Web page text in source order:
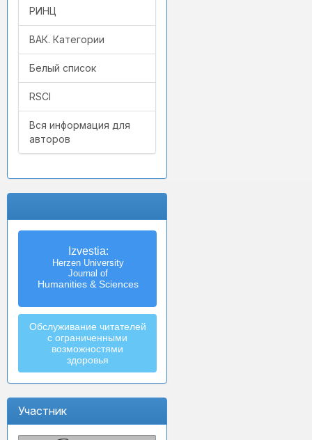
РИНЦ
ВАК. Категории
Белый список
RSCI
Вся информация для
авторов
Izvestia:
Herzen University
Journal of
Humanities & Sciences
Обслуживание читателей
с ограниченными
возможностями
здоровья
Участник